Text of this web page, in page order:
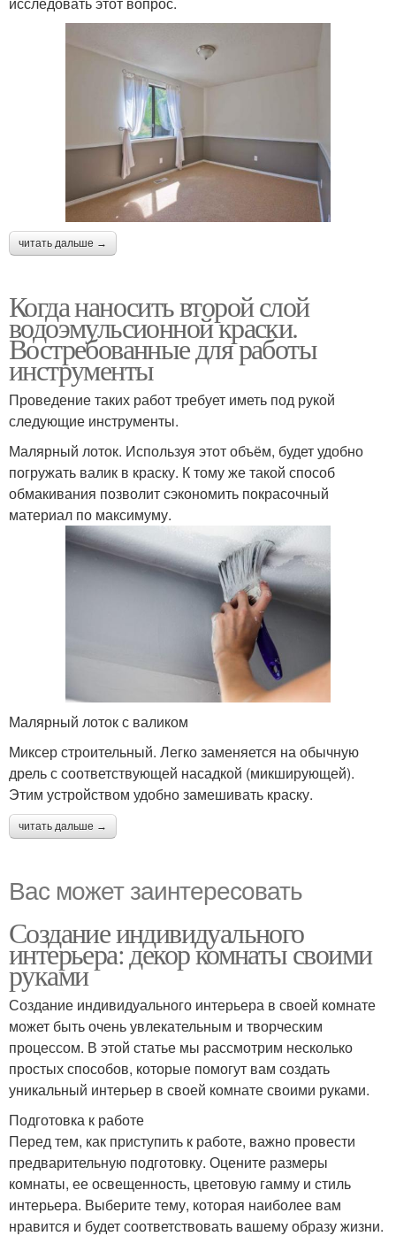
читать дальше →
Когда наносить второй слой
водоэмульсионной краски.
Востребованные для работы
инструменты
Проведение таких работ требует иметь под рукой
следующие инструменты.
Малярный лоток. Используя этот объём, будет удобно
погружать валик в краску. К тому же такой способ
обмакивания позволит сэкономить покрасочный
материал по максимуму.
Малярный лоток с валиком
Миксер строительный. Легко заменяется на обычную
дрель с соответствующей насадкой (микширующей).
Этим устройством удобно замешивать краску.
читать дальше →
Вас может заинтересовать
Создание индивидуального
интерьера: декор комнаты своими
руками
Создание индивидуального интерьера в своей комнате
может быть очень увлекательным и творческим
процессом. В этой статье мы рассмотрим несколько
простых способов, которые помогут вам создать
уникальный интерьер в своей комнате своими руками.
Подготовка к работе
Перед тем, как приступить к работе, важно провести
предварительную подготовку. Оцените размеры
комнаты, ее освещенность, цветовую гамму и стиль
интерьера. Выберите тему, которая наиболее вам
нравится и будет соответствовать вашему образу жизни.